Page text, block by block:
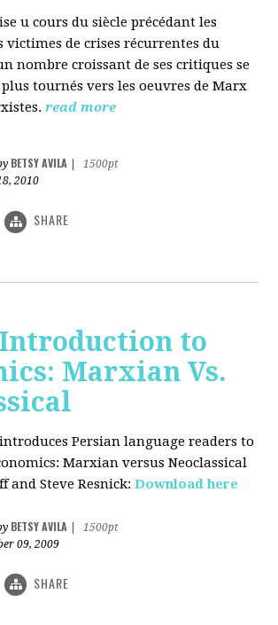
u cours du siècle précédant les
victimes de crises récurrentes du
nombre croissant de ses critiques se
tournés vers les oeuvres de Marx
read more
BETSY AVILA
1500pt
2010
SHARE
to
Marxian Vs.
Persian language readers to
Marxian versus Neoclassical
and Steve Resnick:Download here
BETSY AVILA
1500pt
09, 2009
SHARE